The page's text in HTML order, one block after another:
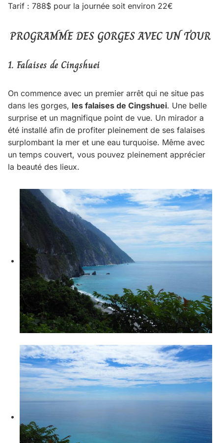
Tarif : 788$ pour la journée soit environ 22€
PROGRAMME DES GORGES AVEC UN TOUR
1. Falaises de Cingshuei
On commence avec un premier arrêt qui ne situe pas
dans les gorges, les falaises de Cingshuei. Une belle
surprise et un magnifique point de vue. Un mirador a
été installé afin de profiter pleinement de ses falaises
surplombant la mer et une eau turquoise. Même avec
un temps couvert, vous pouvez pleinement apprécier
la beauté des lieux.